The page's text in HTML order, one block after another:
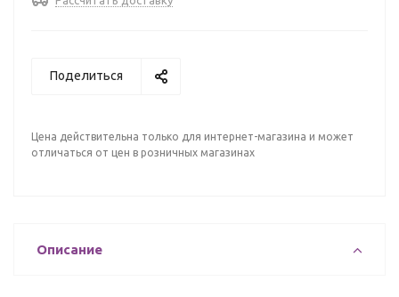
Поделиться
Цена действительна только для интернет-магазина и может
отличаться от цен в розничных магазинах
Описание